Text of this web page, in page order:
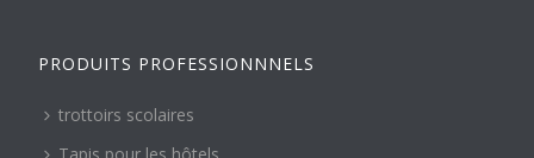
PRODUITS PROFESSIONNNELS
trottoirs scolaires